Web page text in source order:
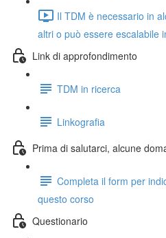
Il TDM è necessario in
altri o può essere escalabile
Link di approfondimento
TDM in ricerca
Linkografia
Prima di salutarci, alcune
Completa il form per
questo corso
Questionario